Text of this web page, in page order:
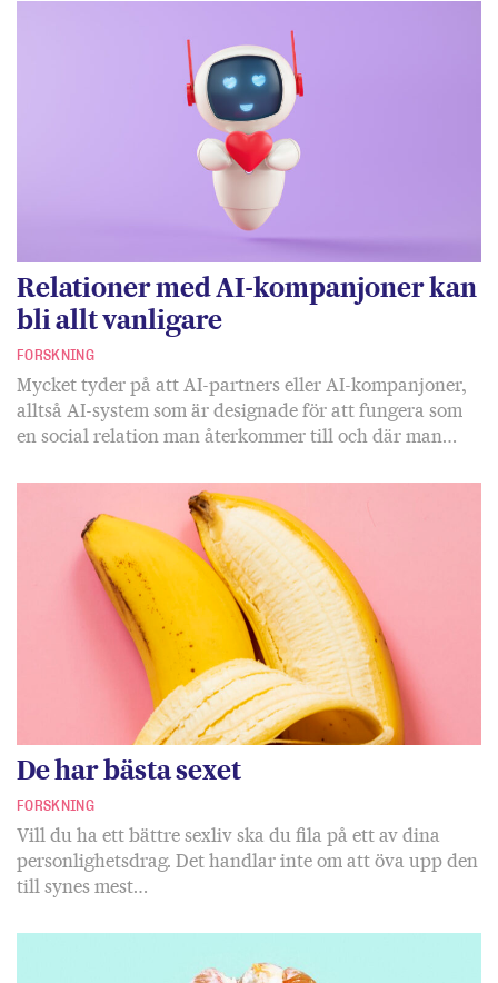
Relationer med AI-kompanjoner kan
bli allt vanligare
FORSKNING
Mycket tyder på att AI-partners eller AI-kompanjoner,
alltså AI-system som är designade för att fungera som
en social relation man återkommer till och där man…
De har bästa sexet
FORSKNING
Vill du ha ett bättre sexliv ska du fila på ett av dina
personlighetsdrag. Det handlar inte om att öva upp den
till synes mest…